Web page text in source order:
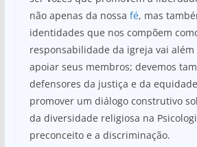
não apenas da nossa fé, mas
identidades que nos compõem
responsabilidade da igreja vai
apoiar seus membros; devemos
defensores da justiça e da
promover um diálogo construtivo
da diversidade religiosa na
preconceito e a discriminação.